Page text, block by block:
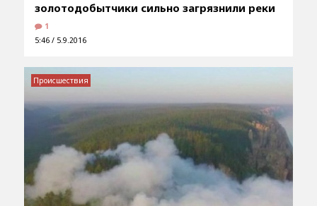
золотодобытчики сильно загрязнили реки
1
5:46 / 5.9.2016
Происшествия